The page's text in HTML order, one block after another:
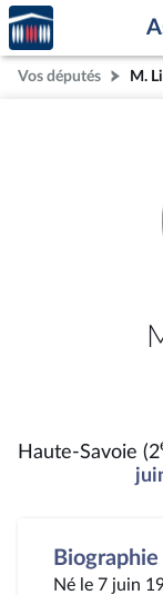
Aller au contenu
Aller en bas de la
Accèder
à la
page
d'accueil
Vos députés
Haute-Savoie (2
Biographie
Né le 7 juin